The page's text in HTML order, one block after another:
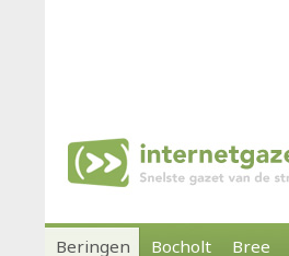
Beringen Bocholt Bree